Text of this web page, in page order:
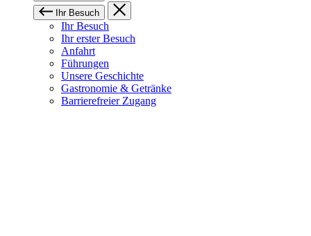
Ihr Besuch
Ihr Besuch
Ihr erster Besuch
Anfahrt
Führungen
Unsere Geschichte
Gastronomie & Getränke
Barrierefreier Zugang